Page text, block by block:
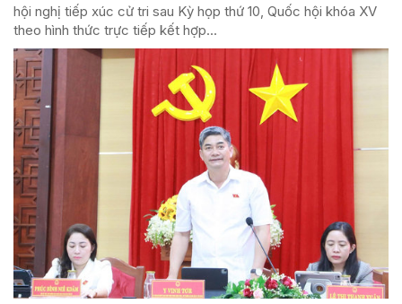
hội nghị tiếp xúc cử tri sau Kỳ họp thứ 10, Quốc hội khóa XV
theo hình thức trực tiếp kết hợp...